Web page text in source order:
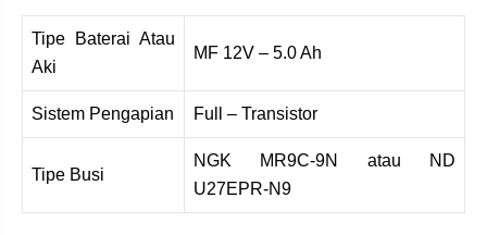
Tipe Baterai Atau
Aki
MF 12V – 5.0 Ah
Sistem Pengapian Full – Transistor
Tipe Busi
NGK MR9C-9N atau ND
U27EPR-N9